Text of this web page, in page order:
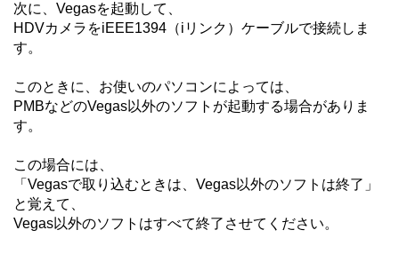
次に、Vegasを起動して、
HDVカメラをiEEE1394（iリンク）ケーブルで接続しま
す。
このときに、お使いのパソコンによっては、
PMBなどのVegas以外のソフトが起動する場合がありま
す。
この場合には、
「Vegasで取り込むときは、Vegas以外のソフトは終了」
と覚えて、
Vegas以外のソフトはすべて終了させてください。